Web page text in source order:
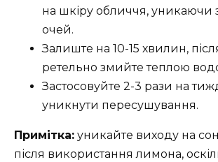
на шкіру обличчя, уникаючи
очей.
Залиште на 10-15 хвилин,
ретельно змийте теплою
Застосовуйте 2-3 рази на
уникнути пересушування.
Примітка: уникайте виходу на
після використання лимона,